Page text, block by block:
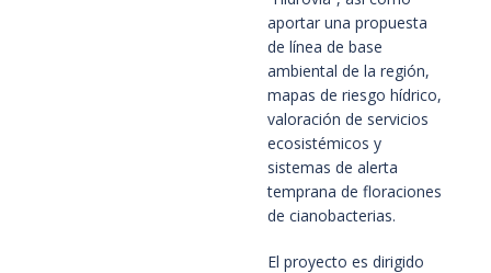
aportar una propuesta
de línea de base
ambiental de la región,
mapas de riesgo hídrico,
valoración de servicios
ecosistémicos y
sistemas de alerta
temprana de floraciones
de cianobacterias.
El proyecto es dirigido